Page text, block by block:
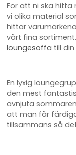
För att ni ska
vi olika material
hittar
vårt fina
loungesoffa till
En lyxig
den mest
avnjuta
att man får
tillsammans så